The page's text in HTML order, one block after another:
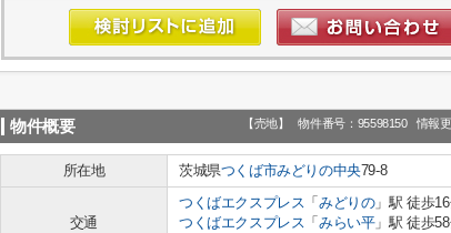
物件概要 【売地】 物件番号：95598150 情報
所在地 茨城県つくば市みどりの中央79-8
交通
つくばエクスプレス 「みどりの」駅 徒歩
つくばエクスプレス 「みらい平」駅 徒歩